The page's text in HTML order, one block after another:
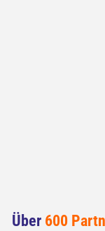
Über 600